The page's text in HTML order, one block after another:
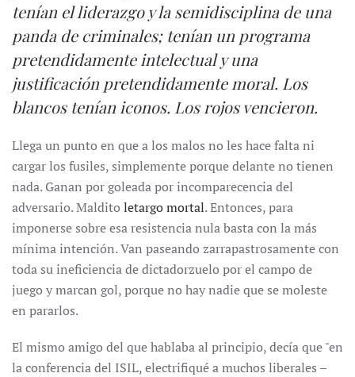
tenían el liderazgo y la semidisciplina de una
panda de criminales; tenían un programa
pretendidamente intelectual y una
justificación pretendidamente moral. Los
blancos tenían iconos. Los rojos vencieron.
Llega un punto en que a los malos no les hace falta ni
cargar los fusiles, simplemente porque delante no tienen
nada. Ganan por goleada por incomparecencia del
adversario. Maldito letargo mortal. Entonces, para
imponerse sobre esa resistencia nula basta con la más
mínima intención. Van paseando zarrapastrosamente con
toda su ineficiencia de dictadorzuelo por el campo de
juego y marcan gol, porque no hay nadie que se moleste
en pararlos.
El mismo amigo del que hablaba al principio, decía que "en
la conferencia del ISIL, electrifiqué a muchos liberales –